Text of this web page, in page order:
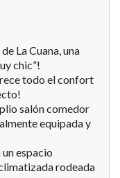
La Cuana, una
chic”!
todo el confort
salón comedor
equipada y
espacio
rodeada